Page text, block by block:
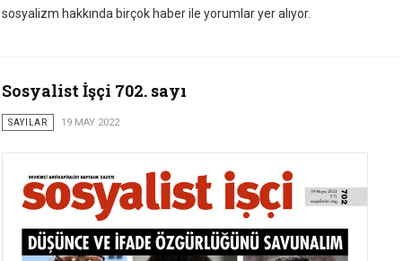
sosyalizm hakkında birçok haber ile yorumlar yer alıyor.
Sosyalist İşçi 702. sayı
SAYILAR 19 MAY 2022